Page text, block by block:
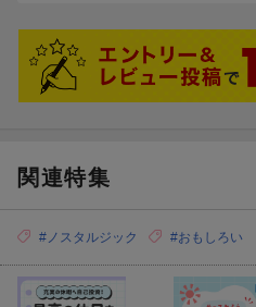
関連特集
#ノスタルジック #おもしろい